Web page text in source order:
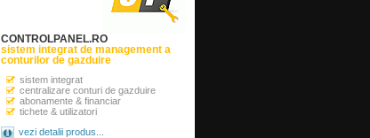
CONTROLPANEL.RO
sistem integrat de management a
conturilor de gazduire
sistem integrat
centralizare conturi de gazduire
abonamente & financiar
tichete & utilizatori
vezi detalii produs...